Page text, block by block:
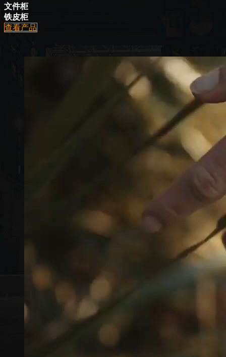
文件柜
铁皮柜
查看产品